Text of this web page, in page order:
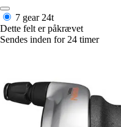
7 gear 24t
Dette felt er påkrævet
Sendes inden for 24 timer